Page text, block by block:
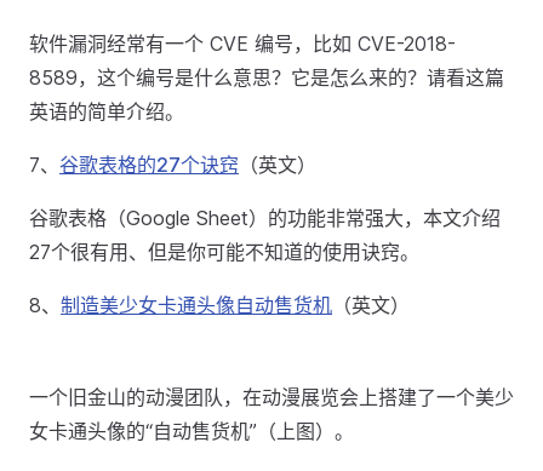
软件漏洞经常有一个 CVE 编号，比如 CVE-2018-
8589，这个编号是什么意思？它是怎么来的？请看这篇
英语的简单介绍。
7、 谷歌表格的27个诀窍 （英文）
谷歌表格（Google Sheet）的功能非常强大，本文介绍
27个很有用、但是你可能不知道的使用诀窍。
8、 制造美少女卡通头像自动售货机 （英文）
一个旧金山的动漫团队，在动漫展览会上搭建了一个美少
女卡通头像的“自动售货机”（上图）。